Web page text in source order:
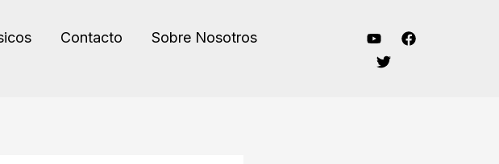
Contacto
Sobre Nosotros